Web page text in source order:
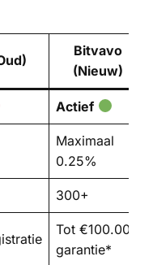
Bitvavo
(Nieuw)
Actief
Maximaal
0.25%
300+
Tot €100.000
garantie*